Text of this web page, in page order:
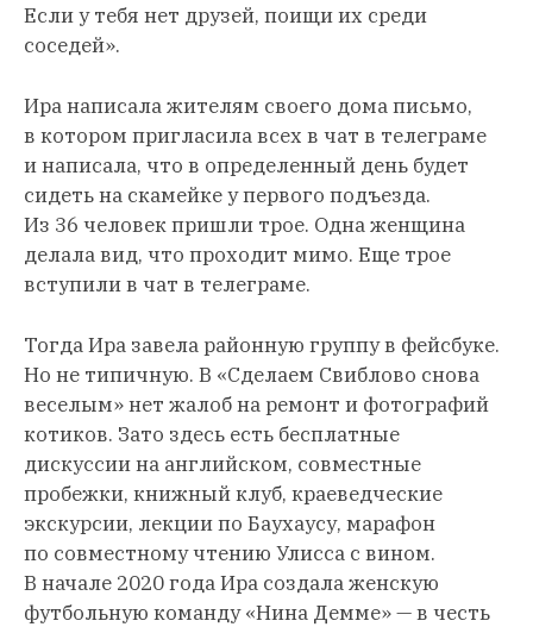
Если у тебя нет друзей, поищи их среди
соседей».
Ира написала жителям своего дома письмо,
в котором пригласила всех в чат в телеграме
и написала, что в определенный день будет
сидеть на скамейке у первого подъезда.
Из 36 человек пришли трое. Одна женщина
делала вид, что проходит мимо. Еще трое
вступили в чат в телеграме.
Тогда Ира завела районную группу в фейсбуке.
Но не типичную. В «Сделаем Свиблово снова
веселым» нет жалоб на ремонт и фотографий
котиков. Зато здесь есть бесплатные
дискуссии на английском, совместные
пробежки, книжный клуб, краеведческие
экскурсии, лекции по Баухаусу, марафон
по совместному чтению Улисса с вином.
В начале 2020 года Ира создала женскую
футбольную команду «Нина Демме» — в честь